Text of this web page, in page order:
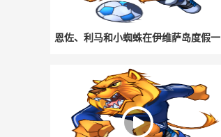
恩佐、利马和小蜘蛛在伊维萨岛度假一